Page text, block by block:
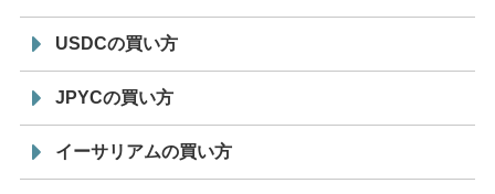
USDCの買い方
JPYCの買い方
イーサリアムの買い方